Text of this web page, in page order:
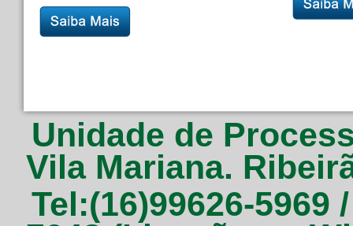
Unidade de
Vila Mariana.
Tel:(16)99626-5969